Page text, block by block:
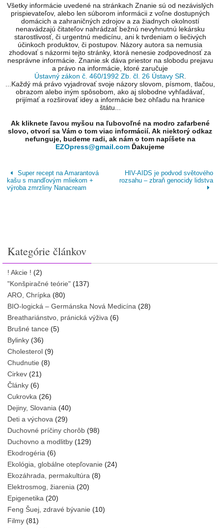
Všetky informácie uvedené na stránkach Znanie sú od nezávislých
prispievateľov, alebo len súborom informácii z voľne dostupných
domácich a zahraničných zdrojov a za žiadnych okolností
nenavádzajú čitateľov nahrádzať bežnú nevyhnutnú lekársku
starostlivosť, či urgentnú medicínu, ani k tvrdeniam o liečivých
účinkoch produktov, či postupov. Názory autora sa nemusia
zhodovať s názormi tejto stránky, ktorá nenesie zodpovednosť za
nesprávne informácie. Znanie.sk dáva priestor na slobodu prejavu
a právo na informácie, ktoré zaručuje
Ústavný zákon č. 460/1992 Zb. čl. 26 Ústavy SR
...Každý má právo vyjadrovať svoje názory slovom, písmom, tlačou,
obrazom alebo iným spôsobom, ako aj slobodne vyhľadávať,
prijímať a rozširovať idey a informácie bez ohľadu na hranice
štátu...
Ak kliknete ľavou myšou na ľubovoľné na modro zafarbené
slovo, otvorí sa Vám o tom viac informácií. Ak niektorý odkaz
nefunguje, budeme radi, ak nám o tom napíšete na
EZOpress@gmail.com Ďakujeme
Super recept na Amarantová
kašu s mandľovým mliekom +
výroba zmrzliny Nanacream
HIV-AIDS je podvod světového
rozsahu – zbraň genocidy lidstva
Kategórie článkov
! Akcie ! (2)
"Konšpiračné teórie" (137)
ARO, Chrípka (80)
BIO-logická – Germánska Nová Medicína (28)
Breathariánstvo, pránická výživa (6)
Brušné tance (5)
Bylinky (36)
Cholesterol (9)
Chudnutie (8)
Cirkev (21)
Články (6)
Cukrovka (26)
Dejiny, Slovania (40)
Deti a výchova (29)
Duchovné príčiny chorôb (98)
Duchovno a modlitby (129)
Ekodrogéria (6)
Ekológia, globálne otepľovanie (24)
Ekozáhrada, permakultúra (8)
Elektrosmog, žiarenia (20)
Epigenetika (20)
Feng Šuej, zdravé bývanie (10)
Filmy (81)